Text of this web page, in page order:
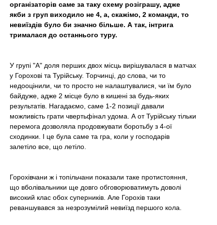
організаторів саме за таку схему розіграшу, адже
якби з груп виходило не 4, а, скажімо, 2 команди, то
невиїздів було би значно більше. А так, інтрига
трималася до останнього туру.
У групі "А" доля перших двох місць вирішувалася в матчах
у Горохові та Турійську. Торчинці, до слова, чи то
недооцінили, чи то просто не налаштувалися, чи їм було
байдуже, адже 2 місце було в кишені за будь-яких
результатів. Нагадаємо, саме 1-2 позиції давали
можливість грати чвертьфінал удома. А от Турійську тільки
перемога дозволяла продовжувати боротьбу з 4-ої
сходинки. І це була саме та гра, коли у господарів
залетіло все, що летіло.
Горохівчани ж і топільчани показали таке протистояння,
що вболівальники ще довго обговорюватимуть доволі
високий клас обох суперників. Але Горохів таки
реваншувався за незрозумілий невиїзд першого кола.